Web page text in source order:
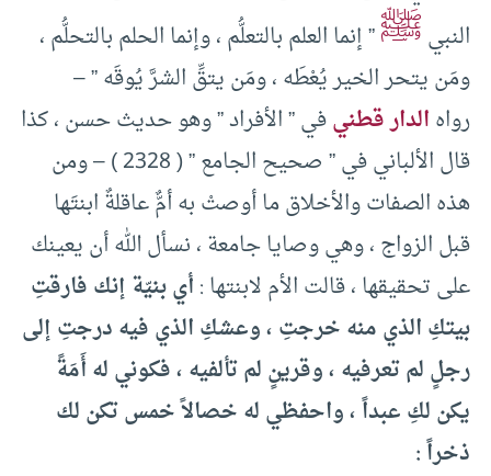
النبيﷺ” إنما العلم بالتعلُّم ، وإنما الحلم بالتحلُّم ،
ومَن يتحر الخير يُعْطَه ، ومَن يتقِّ الشرَّ يُوقَه ” –
رواهالدار قطنيفي ” الأفراد ” وهو حديث حسن ، كذا
قال الألباني في ” صحيح الجامع ” ( 2328 ) – ومن
هذه الصفات والأخلاق ما أوصتْ به أمٌّ عاقلةٌ ابنتَها
قبل الزواج ، وهي وصايا جامعة ، نسأل الله أن يعينك
على تحقيقها ، قالت الأم لابنتها :أي بنيّة إنك فارقتِ
بيتكِ الذي منه خرجتِ ، وعشكِ الذي فيه درجتِ إلى
رجلٍ لم تعرفيه ، وقرينٍ لم تألفيه ، فكوني له أَمَةً
يكن لكِ عبداً ، واحفظي له خصالاً خمس تكن لك
ذخراً :